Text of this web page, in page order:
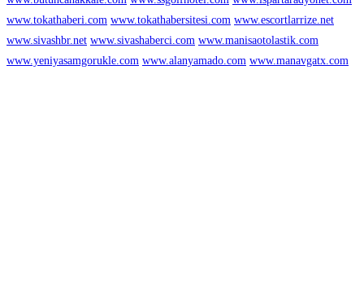
www.tokathaberi.com www.tokathabersitesi.com www.escortlarrize.net
www.sivashbr.net www.sivashaberci.com www.manisaotolastik.com
www.yeniyasamgorukle.com www.alanyamado.com www.manavgatx.com